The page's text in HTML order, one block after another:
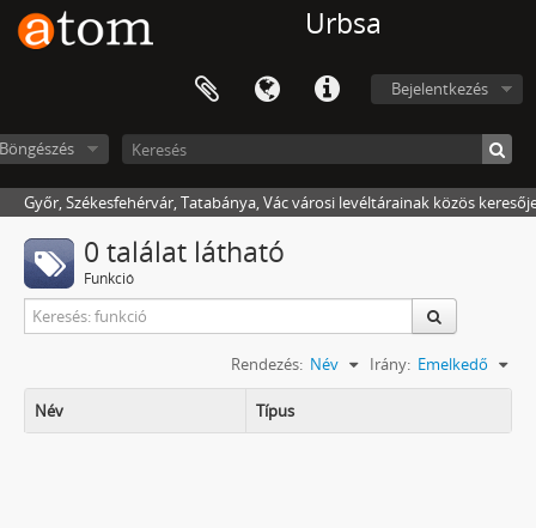
Urbsa
Bejelentkezés
Győr, Székesfehérvár, Tatabánya, Vác városi levéltárainak közös
0 találat látható
Funkció
Rendezés: Név Irány: Emelkedő
Név Típus